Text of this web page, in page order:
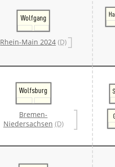
Wolfgang
Rhein-Main 2024 (D)
Wolfsburg
Bremen-
Niedersachsen (D)